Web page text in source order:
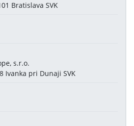
Bratislava SVK
s.r.o.
Ivanka pri Dunaji SVK